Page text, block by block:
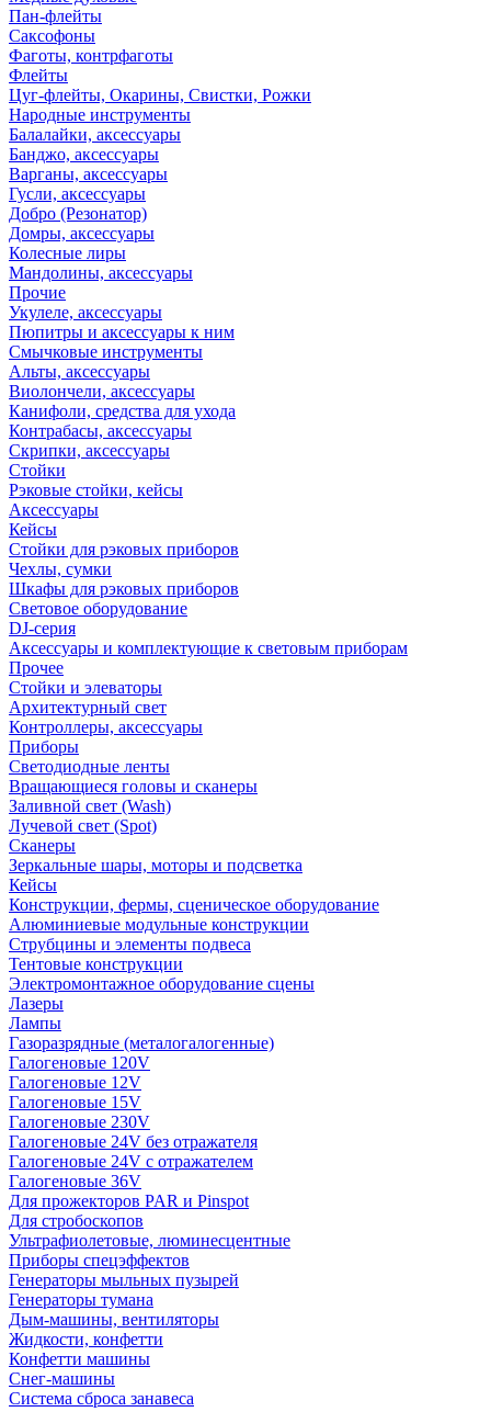
Пан-флейты
Саксофоны
Фаготы, контрфаготы
Флейты
Цуг-флейты, Окарины, Свистки, Рожки
Народные инструменты
Балалайки, аксессуары
Банджо, аксессуары
Варганы, аксессуары
Гусли, аксессуары
Добро (Резонатор)
Домры, аксессуары
Колесные лиры
Мандолины, аксессуары
Прочие
Укулеле, аксессуары
Пюпитры и аксессуары к ним
Смычковые инструменты
Альты, аксессуары
Виолончели, аксессуары
Канифоли, средства для ухода
Контрабасы, аксессуары
Скрипки, аксессуары
Стойки
Рэковые стойки, кейсы
Аксессуары
Кейсы
Стойки для рэковых приборов
Чехлы, сумки
Шкафы для рэковых приборов
Световое оборудование
DJ-серия
Аксессуары и комплектующие к световым приборам
Прочее
Стойки и элеваторы
Архитектурный свет
Контроллеры, аксессуары
Приборы
Светодиодные ленты
Вращающиеся головы и сканеры
Заливной свет (Wash)
Лучевой свет (Spot)
Сканеры
Зеркальные шары, моторы и подсветка
Кейсы
Конструкции, фермы, сценическое оборудование
Алюминиевые модульные конструкции
Струбцины и элементы подвеса
Тентовые конструкции
Электромонтажное оборудование сцены
Лазеры
Лампы
Газоразрядные (металогалогенные)
Галогеновые 120V
Галогеновые 12V
Галогеновые 15V
Галогеновые 230V
Галогеновые 24V без отражателя
Галогеновые 24V с отражателем
Галогеновые 36V
Для прожекторов PAR и Pinspot
Для стробоскопов
Ультрафиолетовые, люминесцентные
Приборы спецэффектов
Генераторы мыльных пузырей
Генераторы тумана
Дым-машины, вентиляторы
Жидкости, конфетти
Конфетти машины
Снег-машины
Система сброса занавеса